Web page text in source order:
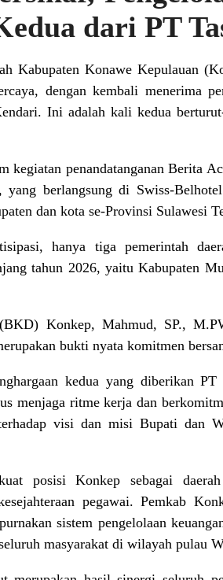
dari PT
Kabupaten Konawe Kepulauan
dengan kembali menerima
Ini adalah kali kedua
kegiatan penandatanganan Berita
berlangsung di Swiss-
dan kota se-Provinsi Sulawesi
hanya tiga pemerintah
tahun 2026, yaitu Kabupaten
Konkep, Mahmud, SP.,
bukti nyata komitmen
kedua yang diberikan PT
menjaga ritme kerja dan
visi dan misi Bupati dan
posisi Konkep sebagai
pegawai. Pemkab
sistem pengelolaan
masyarakat di wilayah pulau